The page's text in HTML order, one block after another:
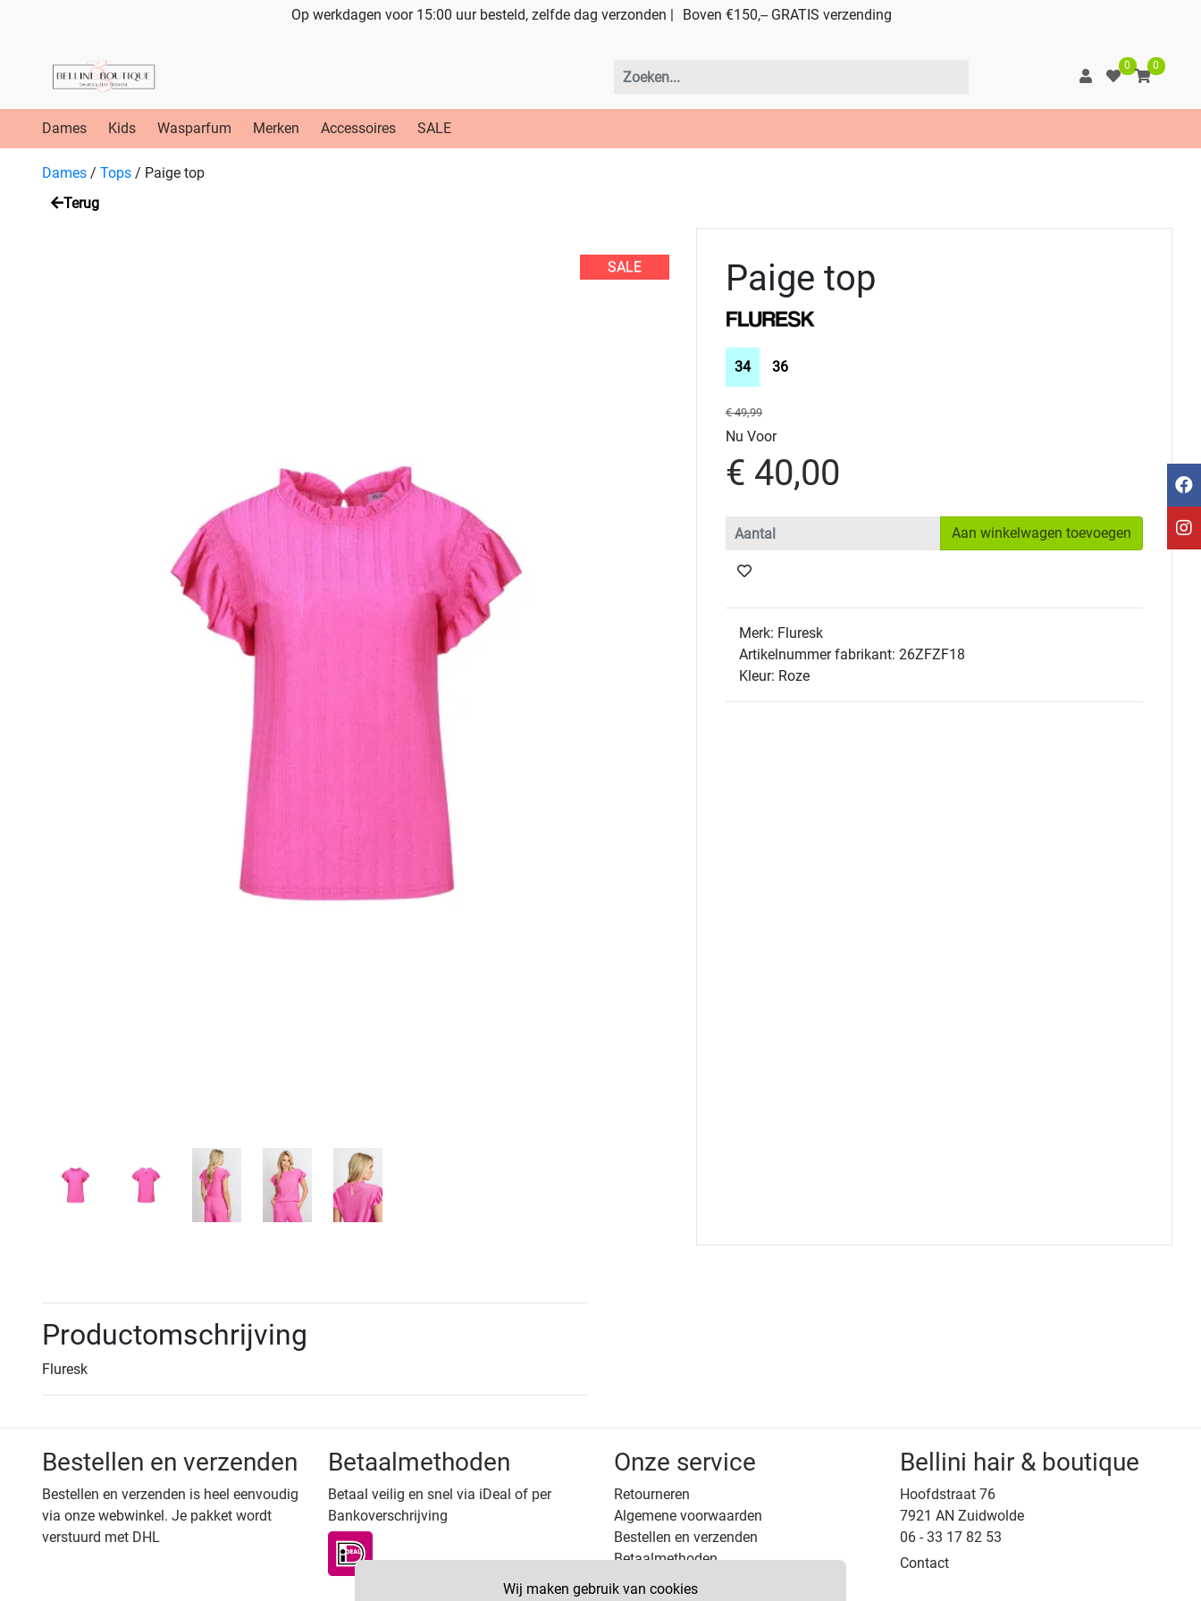
Wij maken gebruik van cookies
Op werkdagen voor 15:00 uur besteld, zelfde dag verzonden | Boven €150,-- GRATIS verzending
0 0
Dames Kids Wasparfum Merken Accessoires SALE
Dames / Tops / Paige top
Terug
SALE Paige top
34 36
€ 49,99
Nu Voor
€ 40,00
Aan winkelwagen toevoegen
Merk: Fluresk
Artikelnummer fabrikant: 26ZFZF18
Kleur: Roze
Productomschrijving
Fluresk
Bestellen en verzenden
Bestellen en verzenden is heel eenvoudig
via onze webwinkel. Je pakket wordt
verstuurd met DHL
Betaalmethoden
Betaal veilig en snel via iDeal of per
Bankoverschrijving
Onze service
Retourneren
Algemene voorwaarden
Bestellen en verzenden
Betaalmethoden
Privacy
Bellini hair & boutique
Hoofdstraat 76
7921 AN Zuidwolde
06 - 33 17 82 53
Contact